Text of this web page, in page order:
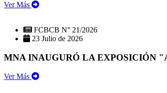
Ver Más
FCBCB N° 21/2026
23 Julio de 2026
MNA INAUGURÓ LA EXPOSICIÓN
Ver Más